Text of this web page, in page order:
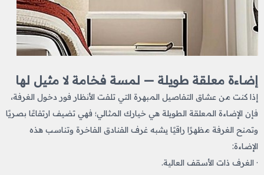
إضاءة معلقة طويلة — لمسة فخامة لا مثيل لها
إذا كنت من عشاق التفاصيل المبهرة التي تلفت الأنظار فور دخول الغرفة،
فإن الإضاءة المعلقة الطويلة هي خيارك المثالي؛ فهي تضيف ارتفاعًا بصريًا
وتمنح الغرفة مظهرًا راقيًا يشبه غرف الفنادق الفاخرة وتناسب هذه
الإضاءة:
· الغرف ذات الأسقف العالية.